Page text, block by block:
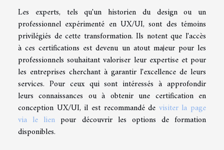
Les experts, tels qu'un historien du design ou un
professionnel expérimenté en UX/UI, sont des témoins
privilégiés de cette transformation. Ils notent que l'accès
à ces certifications est devenu un atout majeur pour les
professionnels souhaitant valoriser leur expertise et pour
les entreprises cherchant à garantir l'excellence de leurs
services. Pour ceux qui sont intéressés à approfondir
leurs connaissances ou à obtenir une certification en
conception UX/UI, il est recommandé de visiter la page
via le lien pour découvrir les options de formation
disponibles.